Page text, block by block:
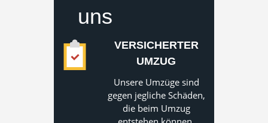
uns
VERSICHERTER
UMZUG
Unsere Umzüge sind
gegen jegliche Schäden,
die beim Umzug